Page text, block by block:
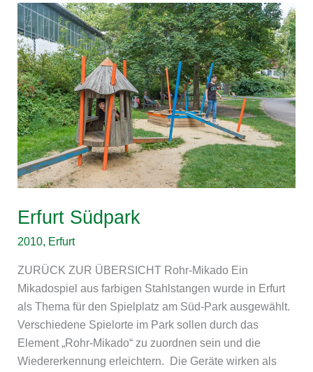
Erfurt Südpark
2010, Erfurt
ZURÜCK ZUR ÜBERSICHT Rohr-Mikado Ein
Mikadospiel aus farbigen Stahlstangen wurde in Erfurt
als Thema für den Spielplatz am Süd-Park ausgewählt.
Verschiedene Spielorte im Park sollen durch das
Element „Rohr-Mikado“ zu zuordnen sein und die
Wiedererkennung erleichtern. Die Geräte wirken als
Erfurt
Südpark